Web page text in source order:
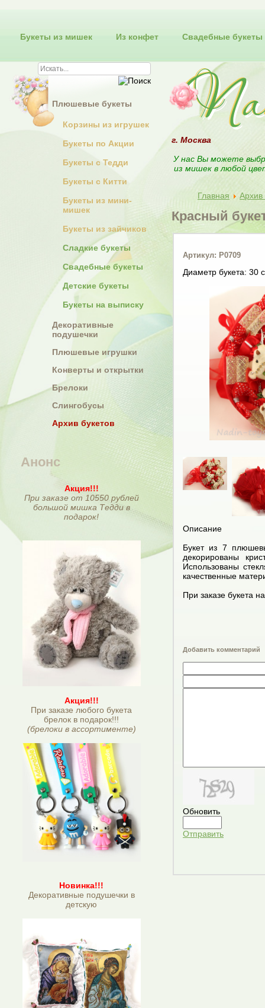
Букеты из мишек Из конфет Свадебные букеты
Плюшевые букеты
Корзины из игрушек
Букеты по Акции
Букеты с Тедди
Букеты с Китти
Букеты из мини-
мишек
Букеты из зайчиков
Сладкие букеты
Свадебные букеты
Детские букеты
Букеты на выписку
Декоративные
подушечки
Плюшевые игрушки
Конверты и открытки
Брелоки
Слингобусы
Архив букетов
Анонс
Акция!!!
При заказе от 10550 рублей
большой мишка Тедди в
подарок!
Акция!!!
При заказе любого букета
брелок в подарок!!!
(брелоки в ассортименте)
Новинка!!!
Декоративные подушечки в
детскую
г. Москва
У нас Вы можете
из мишек в любой
Главная Архив
Красный
Артикул: Р0709
Диаметр букета: 30
Описание
Букет из 7
декорированы
Использованы
качественные
При заказе букета
Добавить комментарий
Обновить
Отправить